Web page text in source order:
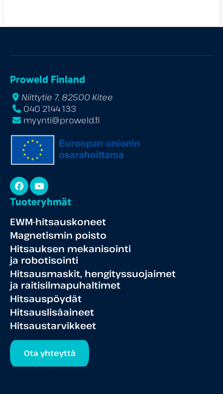
Proweld Finland
Niittytie 7, 82500 Kitee
040 2144 133
myynti@proweld.fi
Facebook
YouTube
Tuoteryhmät
EWM-hitsauskoneet
Magnetismin poisto
Hitsauksen mekanisointi
ja robotisointi
Hitsausmaskit, hengityssuojaimet
ja raitisilmapuhaltimet
Hitsauspöydät
Hitsauslisäaineet
Hitsaustarvikkeet
Ota yhteyttä